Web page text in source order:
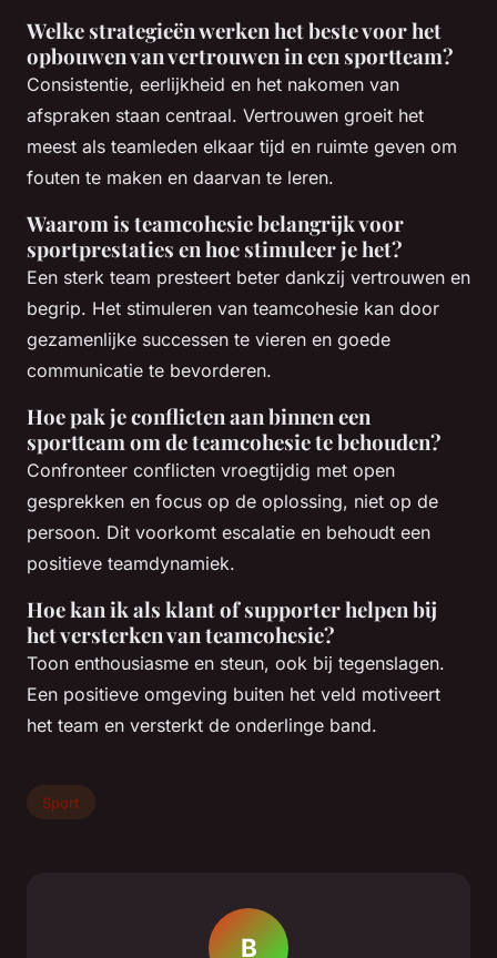
Welke strategieën werken het beste voor het
opbouwen van vertrouwen in een sportteam?
Consistentie, eerlijkheid en het nakomen van
afspraken staan centraal. Vertrouwen groeit het
meest als teamleden elkaar tijd en ruimte geven om
fouten te maken en daarvan te leren.
Waarom is teamcohesie belangrijk voor
sportprestaties en hoe stimuleer je het?
Een sterk team presteert beter dankzij vertrouwen en
begrip. Het stimuleren van teamcohesie kan door
gezamenlijke successen te vieren en goede
communicatie te bevorderen.
Hoe pak je conflicten aan binnen een
sportteam om de teamcohesie te behouden?
Confronteer conflicten vroegtijdig met open
gesprekken en focus op de oplossing, niet op de
persoon. Dit voorkomt escalatie en behoudt een
positieve teamdynamiek.
Hoe kan ik als klant of supporter helpen bij
het versterken van teamcohesie?
Toon enthousiasme en steun, ook bij tegenslagen.
Een positieve omgeving buiten het veld motiveert
het team en versterkt de onderlinge band.
Sport
B